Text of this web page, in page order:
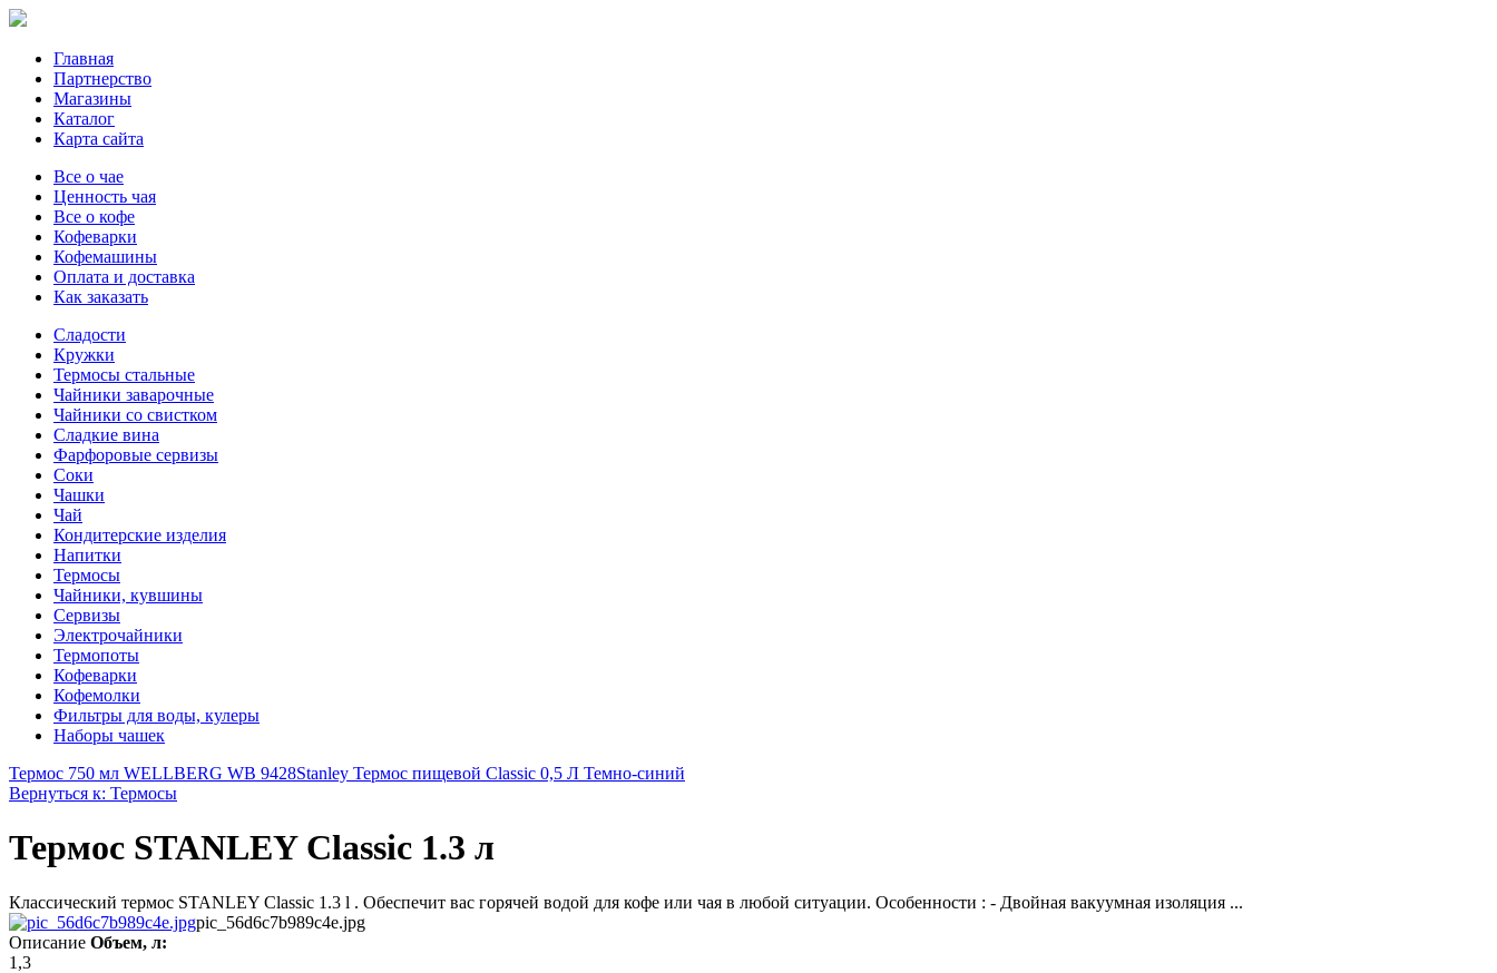
Главная
Партнерство
Магазины
Каталог
Карта сайта
Все о чае
Ценность чая
Все о кофе
Кофеварки
Кофемашины
Оплата и доставка
Как заказать
Сладости
Кружки
Термосы стальные
Чайники заварочные
Чайники со свистком
Сладкие вина
Фарфоровые сервизы
Соки
Чашки
Чай
Кондитерские изделия
Напитки
Термосы
Чайники, кувшины
Сервизы
Электрочайники
Термопоты
Кофеварки
Кофемолки
Фильтры для воды, кулеры
Наборы чашек
Термос 750 мл WELLBERG WB 9428Stanley Термос пищевой Classic 0,5 Л Темно-синий
Вернуться к: Термосы
Термос STANLEY Classic 1.3 л
Классический термос STANLEY Classic 1.3 l . Обеспечит вас горячей водой для кофе или чая в любой ситуации. Особенности : - Двойная вакуумная изоляция ...
pic_56d6c7b989c4e.jpg
Описание Объем, л:
1,3